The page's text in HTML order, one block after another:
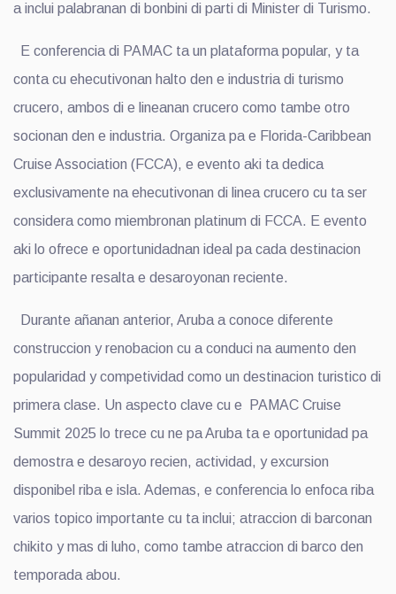
a inclui palabranan di bonbini di parti di Minister di Turismo.
E conferencia di PAMAC ta un plataforma popular, y ta
conta cu ehecutivonan halto den e industria di turismo
crucero, ambos di e lineanan crucero como tambe otro
socionan den e industria. Organiza pa e Florida-Caribbean
Cruise Association (FCCA), e evento aki ta dedica
exclusivamente na ehecutivonan di linea crucero cu ta ser
considera como miembronan platinum di FCCA. E evento
aki lo ofrece e oportunidadnan ideal pa cada destinacion
participante resalta e desaroyonan reciente.
Durante añanan anterior, Aruba a conoce diferente
construccion y renobacion cu a conduci na aumento den
popularidad y competividad como un destinacion turistico di
primera clase. Un aspecto clave cu e PAMAC Cruise
Summit 2025 lo trece cu ne pa Aruba ta e oportunidad pa
demostra e desaroyo recien, actividad, y excursion
disponibel riba e isla. Ademas, e conferencia lo enfoca riba
varios topico importante cu ta inclui; atraccion di barconan
chikito y mas di luho, como tambe atraccion di barco den
temporada abou.